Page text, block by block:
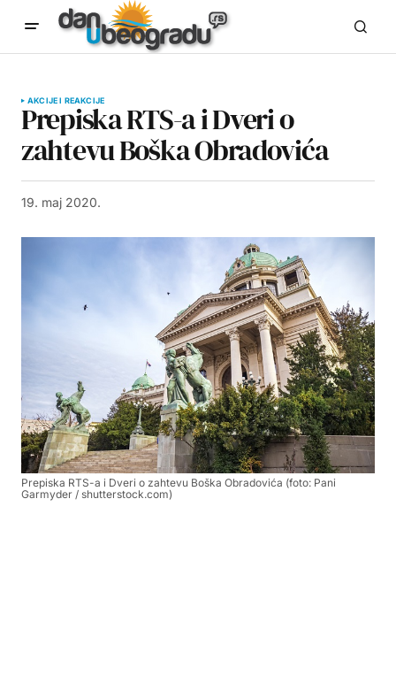
AKCIJE I REAKCIJE
Prepiska RTS-a i Dveri o
zahtevu Boška Obradovića
19. maj 2020.
Prepiska RTS-a i Dveri o zahtevu Boška Obradovića (foto: Pani
Garmyder / shutterstock.com)